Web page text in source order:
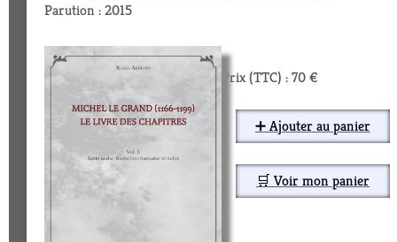
Parution : 2015
Prix (TTC) : 70 €
➕ Ajouter au panier
🛒 Voir mon panier